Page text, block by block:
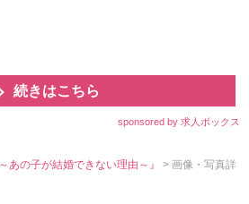
続きはこちら
sponsored by 求人ボックス
～あの子が結婚できない理由～』> 画像・写真詳